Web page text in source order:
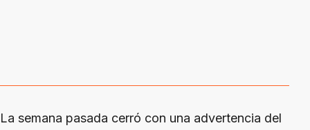
La semana pasada cerró con una advertencia del